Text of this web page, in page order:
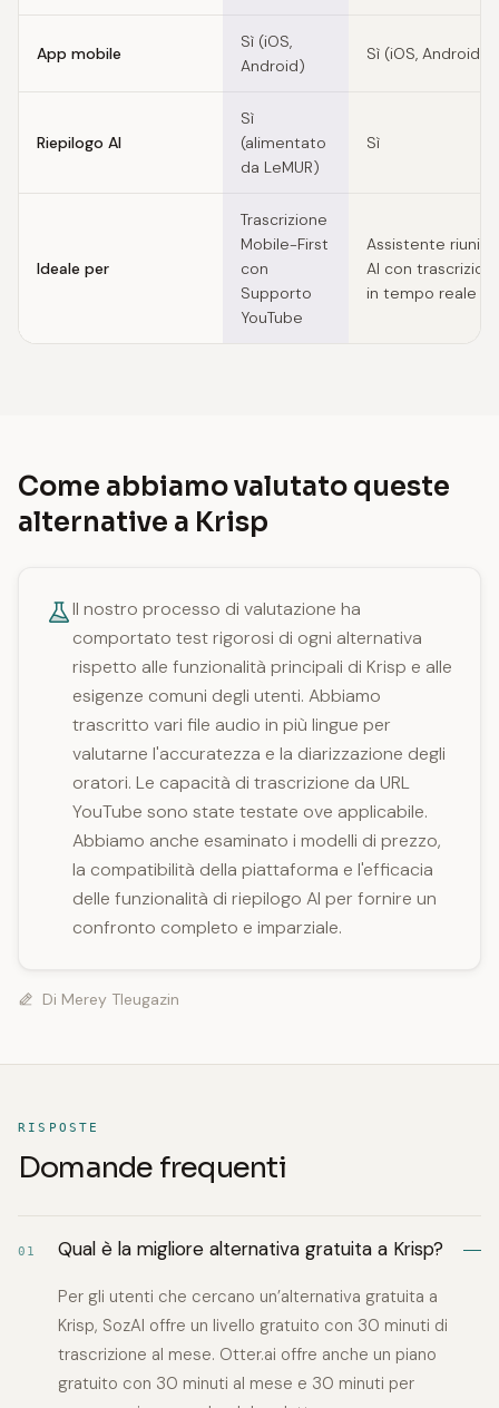
App mobile
Sì (iOS,
Android)
Sì (iOS, Android)
Riepilogo AI
Sì
(alimentato
da LeMUR)
Sì
Ideale per
Trascrizione
Mobile-First
con
Supporto
YouTube
Assistente
AI con
in tempo reale
Come abbiamo valutato queste
alternative a Krisp
Il nostro processo di valutazione ha
comportato test rigorosi di ogni alternativa
rispetto alle funzionalità principali di Krisp e alle
esigenze comuni degli utenti. Abbiamo
trascritto vari file audio in più lingue per
valutarne l'accuratezza e la diarizzazione degli
oratori. Le capacità di trascrizione da URL
YouTube sono state testate ove applicabile.
Abbiamo anche esaminato i modelli di prezzo,
la compatibilità della piattaforma e l'efficacia
delle funzionalità di riepilogo AI per fornire un
confronto completo e imparziale.
Di Merey Tleugazin
RISPOSTE
Domande frequenti
01 Qual è la migliore alternativa gratuita a Krisp?
Per gli utenti che cercano un’alternativa gratuita a
Krisp, SozAI offre un livello gratuito con 30 minuti di
trascrizione al mese. Otter.ai offre anche un piano
gratuito con 30 minuti al mese e 30 minuti per